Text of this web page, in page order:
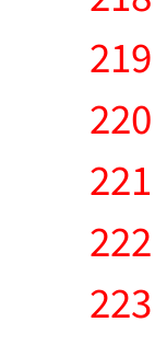
219
220
221
222
223